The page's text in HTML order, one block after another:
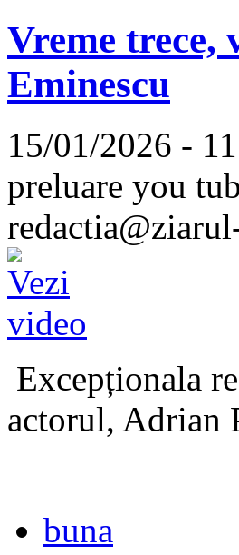
Vreme trece,
Eminescu
15/01/2026 -
preluare you
Excepționala
actorul, Adrian
buna